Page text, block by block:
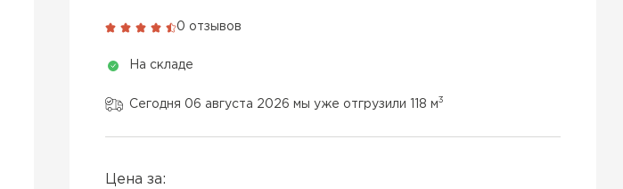
0 отзывов
На складе
Сегодня 06 августа 2026 мы уже отгрузили 118 м3
Цена за: